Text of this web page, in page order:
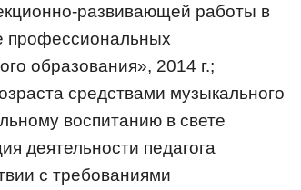
развивающей работы в
профессиональных
образования», 2014 г.;
средствами музыкального
воспитанию в свете
деятельности педагога
с требованиями